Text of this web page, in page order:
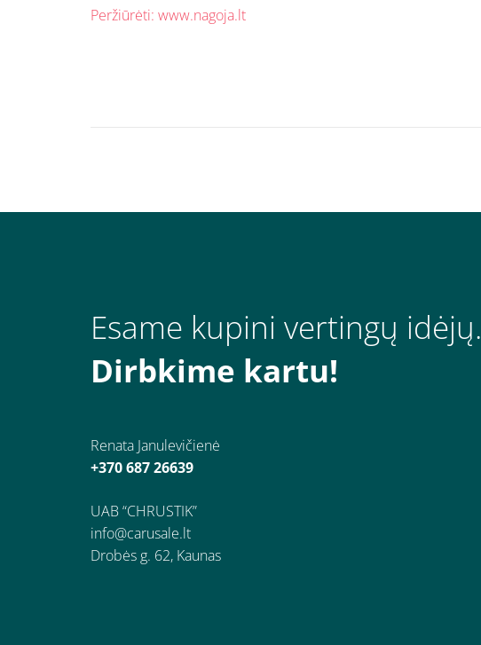
Peržiūrėti: www.nagoja.lt
Esame kupini vertingų idėjų.
Dirbkime kartu!
Renata Janulevičienė
+370 687 26639
UAB “CHRUSTIK”
info@carusale.lt
Drobės g. 62, Kaunas